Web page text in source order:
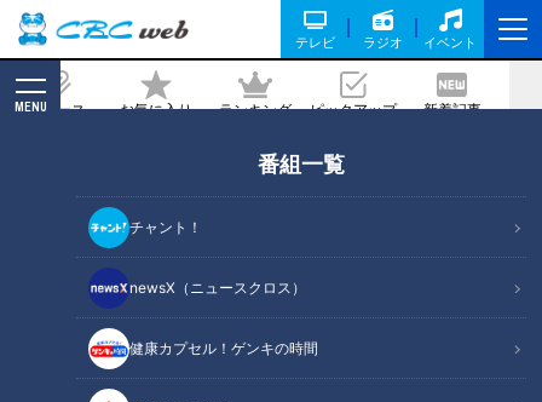
テレビ ラジオ イベント
ニュース お気に入り ランキング ピックアップ 新着記事
MENU
番組一覧
チャント！
newsX（ニュースクロス）
健康カプセル！ゲンキの時間
般道だけで走ってみた⑧
2024/07/26 12:00